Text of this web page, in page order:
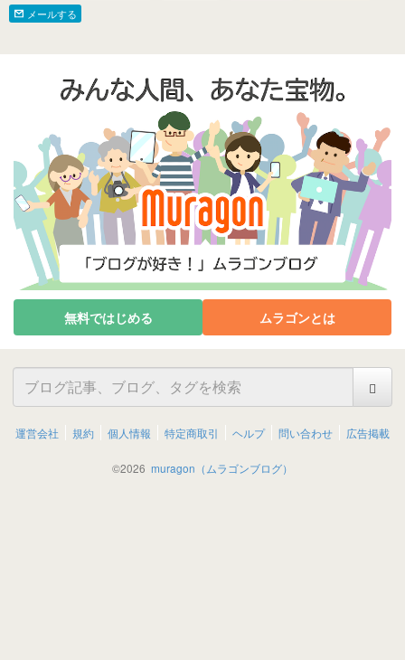
メールする
無料ではじめる ムラゴンとは
運営会社 規約 個人情報 特定商取引 ヘルプ 問い合わせ 広告掲載
©2026 muragon（ムラゴンブログ）